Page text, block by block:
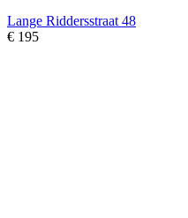
Lange Riddersstraat 48
€ 195